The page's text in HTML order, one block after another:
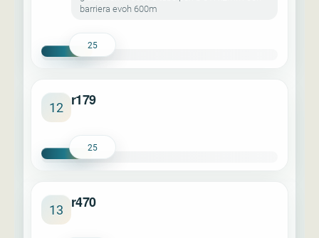
barriera evoh 600m
25
12 r179
25
13 r470